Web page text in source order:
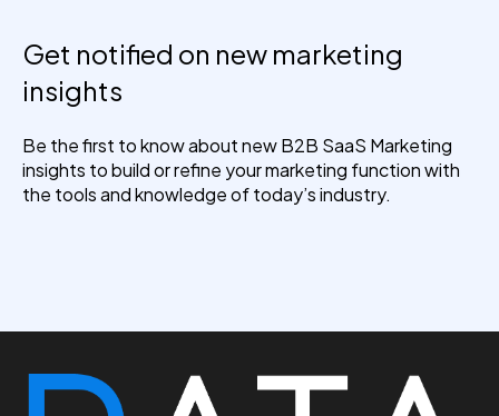
Get notified on new marketing
insights
Be the first to know about new B2B SaaS Marketing
insights to build or refine your marketing function with
the tools and knowledge of today’s industry.